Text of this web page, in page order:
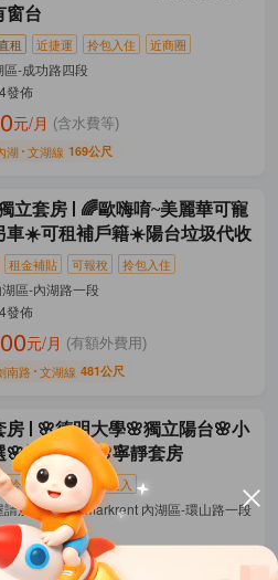
窗台
租 近捷運 拎包入住 近商圈
區-成功路四段
發佈
元/月 (含水費等)
湖 文湖線 169公尺
立套房
🌈歐嗨唷~美麗華可寵
車☀️可租補戶籍☀️陽台垃圾代收
租金補貼 可報稅 拎包入住
區-內湖路一段
發佈
元/月 (有額外費用)
南路 文湖線 481公尺
房
🌸德明大學🌸獨立陽台🌸小
🌸採光通風🌸寧靜套房
拎包入住 隨時可遷入
請加Line:@tpmarkrent 內湖區-環山路一段
發佈
元/月